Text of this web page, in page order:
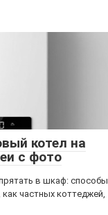
котел на
с фото
в шкаф: способы
частных коттеджей,